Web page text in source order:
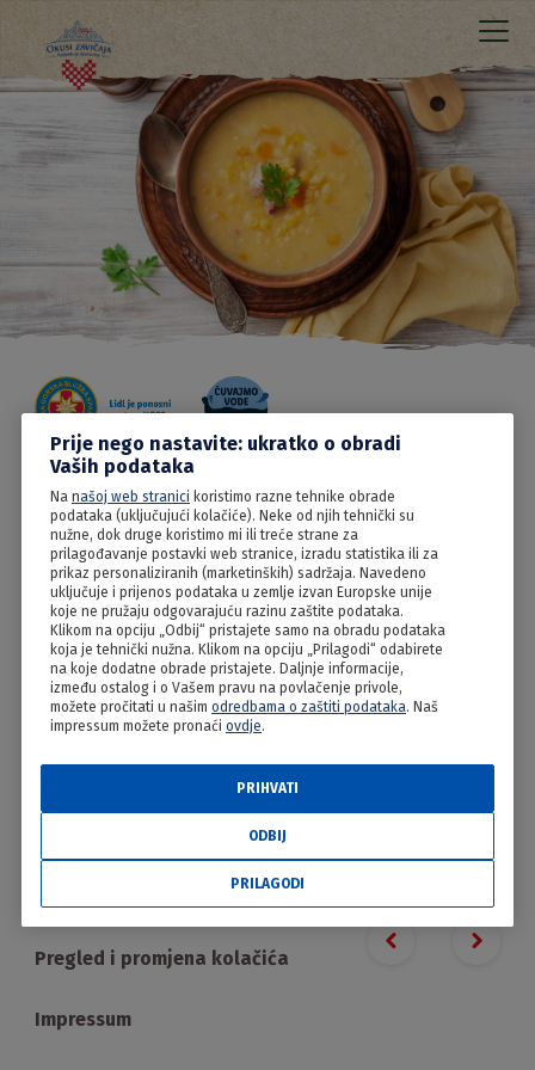
27.05.2022
Fino varivo
Previous slide
Next
Pregled i promjena kolačića
Impressum
Prije nego nastavite: ukratko o obradi
Vaših podataka
Na našoj web stranici koristimo razne tehnike obrade
podataka (uključujući kolačiće). Neke od njih tehnički su
nužne, dok druge koristimo mi ili treće strane za
prilagođavanje postavki web stranice, izradu statistika ili za
prikaz personaliziranih (marketinških) sadržaja. Navedeno
uključuje i prijenos podataka u zemlje izvan Europske unije
koje ne pružaju odgovarajuću razinu zaštite podataka.
Klikom na opciju „Odbij“ pristajete samo na obradu podataka
koja je tehnički nužna. Klikom na opciju „Prilagodi“ odabirete
na koje dodatne obrade pristajete. Daljnje informacije,
između ostalog i o Vašem pravu na povlačenje privole,
možete pročitati u našim odredbama o zaštiti podataka. Naš
impressum možete pronaći ovdje.
ODBIJ
PRIHVATI
PRILAGODI